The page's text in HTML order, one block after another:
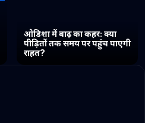
ओडिशा में बाढ़ का कहर: क्या
पीड़ितों तक समय पर पहुंच पाएगी
राहत?